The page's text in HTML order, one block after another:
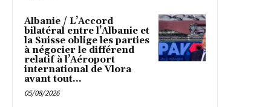
Albanie / L’Accord
bilatéral entre l’Albanie et
la Suisse oblige les parties
à négocier le différend
relatif à l’Aéroport
international de Vlora
avant tout...
05/08/2026